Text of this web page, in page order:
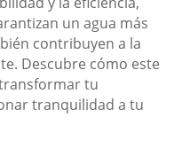
un agua más
contribuyen a la
Descubre cómo este
tu
tranquilidad a tu